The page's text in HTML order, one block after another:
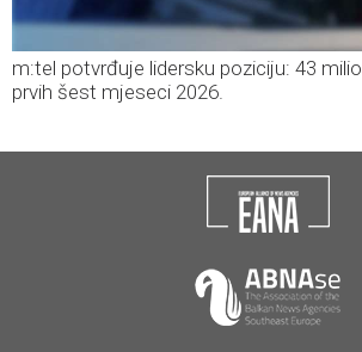
m:tel potvrđuje lidersku poziciju: 43
prvih šest mjeseci 2026.